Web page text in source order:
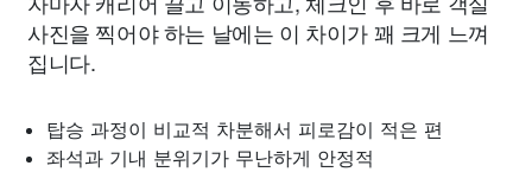
사진을 찍어야 하는 날에는 이 차이가 꽤 크게 느껴
집니다.
탑승 과정이 비교적 차분해서 피로감이 적은 편
좌석과 기내 분위기가 무난하게 안정적